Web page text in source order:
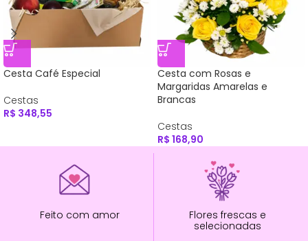
Cesta Café Especial
Cestas
R$ 348,55
Cesta com Rosas e
Margaridas Amarelas e
Brancas
Cestas
R$ 168,90
Feito com amor
Flores frescas e
selecionadas